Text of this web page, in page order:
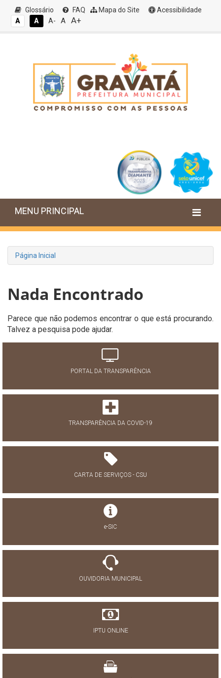
Glossário FAQ Mapa do Site
Acessibilidade
A
A A- A A+
MENU PRINCIPAL
Página Inicial
Nada Encontrado
Parece que não podemos encontrar o que está procurando.
Talvez a pesquisa pode ajudar.
PORTAL DA TRANSPARÊNCIA
TRANSPARÊNCIA DA COVID-19
CARTA DE SERVIÇOS - CSU
e-SIC
OUVIDORIA MUNICIPAL
IPTU ONLINE